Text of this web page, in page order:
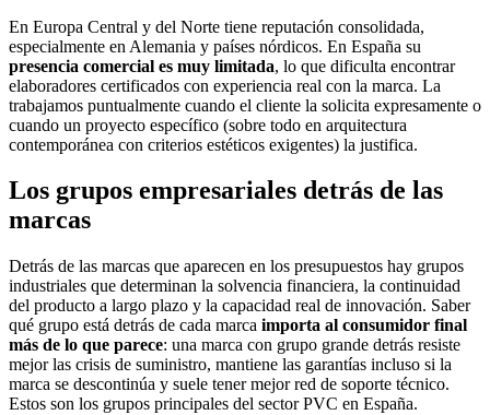
En Europa Central y del Norte tiene reputación consolidada,
especialmente en Alemania y países nórdicos. En España su
presencia comercial es muy limitada, lo que dificulta encontrar
elaboradores certificados con experiencia real con la marca. La
trabajamos puntualmente cuando el cliente la solicita expresamente o
cuando un proyecto específico (sobre todo en arquitectura
contemporánea con criterios estéticos exigentes) la justifica.
Los grupos empresariales detrás de las
marcas
Detrás de las marcas que aparecen en los presupuestos hay grupos
industriales que determinan la solvencia financiera, la continuidad
del producto a largo plazo y la capacidad real de innovación. Saber
qué grupo está detrás de cada marca importa al consumidor final
más de lo que parece: una marca con grupo grande detrás resiste
mejor las crisis de suministro, mantiene las garantías incluso si la
marca se descontinúa y suele tener mejor red de soporte técnico.
Estos son los grupos principales del sector PVC en España.